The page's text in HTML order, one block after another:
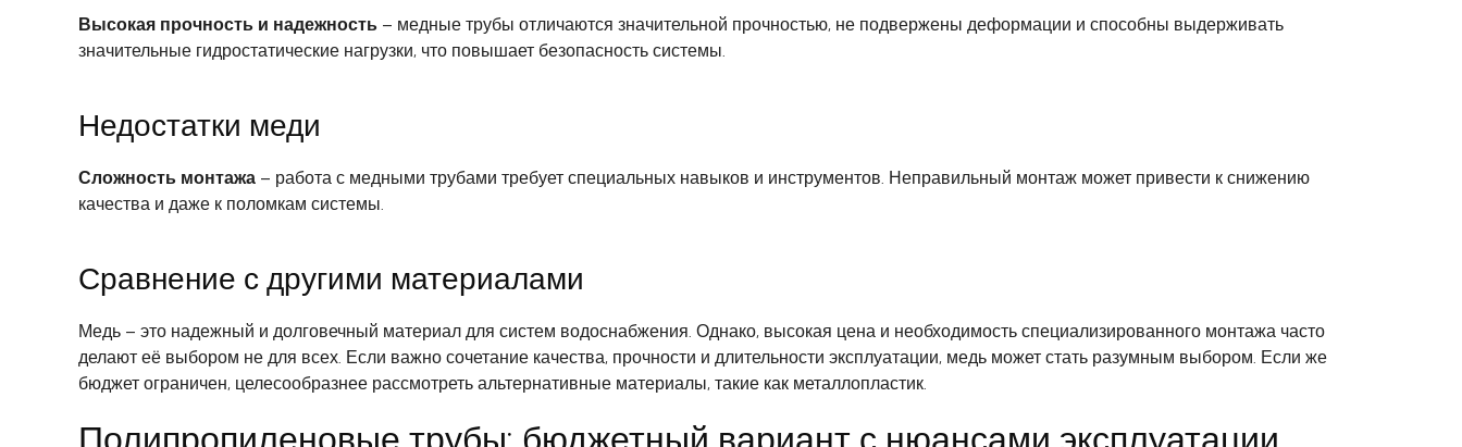
Высокая прочность и надежность – медные трубы отличаются значительной прочностью, не подвержены деформации и способны выдерживать
значительные гидростатические нагрузки, что повышает безопасность системы.
Недостатки меди
Сложность монтажа – работа с медными трубами требует специальных навыков и инструментов. Неправильный монтаж может привести к снижению
качества и даже к поломкам системы.
Сравнение с другими материалами
Медь – это надежный и долговечный материал для систем водоснабжения. Однако, высокая цена и необходимость специализированного монтажа часто
делают её выбором не для всех. Если важно сочетание качества, прочности и длительности эксплуатации, медь может стать разумным выбором. Если же
бюджет ограничен, целесообразнее рассмотреть альтернативные материалы, такие как металлопластик.